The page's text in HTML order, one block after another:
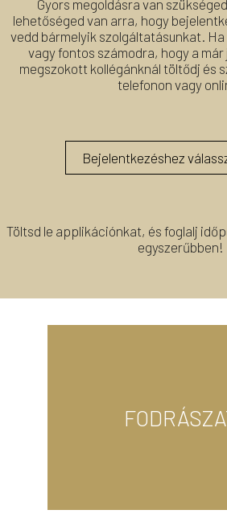
Gyors megoldásra van
lehetőséged van arra, hogy
vedd bármelyik szolgáltatásunkat.
vagy fontos számodra, hogy a
megszokott kollégánknál töltődj és
telefonon vagy
Bejelentkezéshez
Töltsd le applikációnkat, és foglalj
egyszerűbben!
egyéniség nézzen rád vissza
akivel te is maximálisan